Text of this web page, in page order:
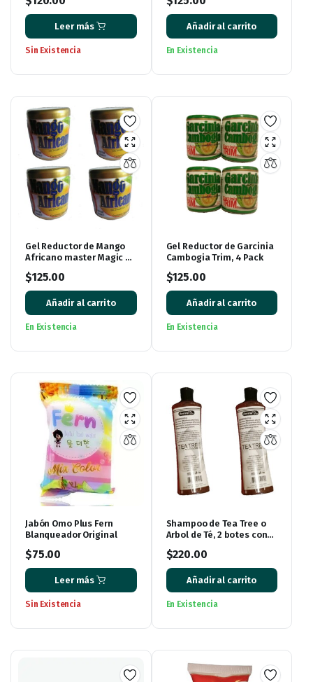
Leer más
Sin Existencia
Añadir al carrito
En Existencia
Gel Reductor de Mango
Africano master Magic 4
$125.00
Añadir al carrito
En Existencia
Gel Reductor de Garcinia
Cambogia Trim, 4 Pack
$125.00
Añadir al carrito
En Existencia
Jabón Omo Plus Fern
Blanqueador Original
$75.00
Leer más
Sin Existencia
Shampoo de Tea Tree o
Arbol de Té, 2 botes con
$220.00
Añadir al carrito
En Existencia